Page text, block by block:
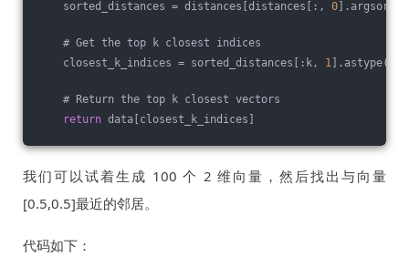
sorted_distances = distances[distances[:, 0
# Get the top k closest indices
closest_k_indices = sorted_distances[:k, 1 ].astype(
# Return the top k closest vectors
return data[closest_k_indices]
我们可以试着生成 100 个 2 维向量，然后找出与向量
[0.5,0.5]最近的邻居。
代码如下：